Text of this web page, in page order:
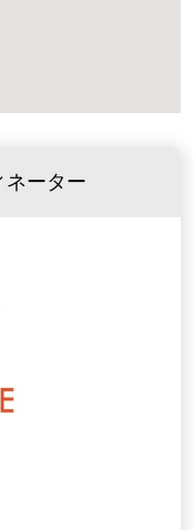
ネーター